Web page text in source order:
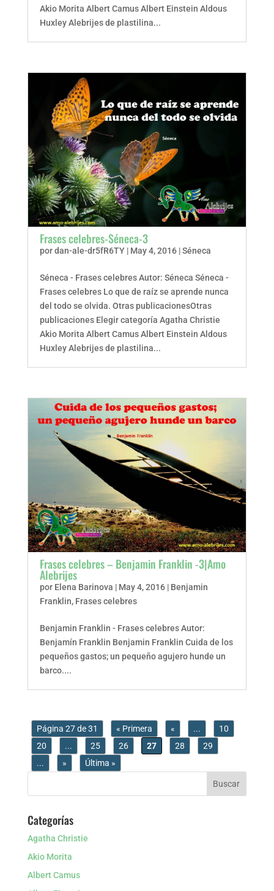
Akio Morita Albert Camus Albert Einstein Aldous
Huxley Alebrijes de plastilina...
Frases celebres-Séneca-3
pordan-ale-dr5fR6TY| May 4, 2016|Séneca
Séneca - Frases celebres Autor: Séneca Séneca -
Frases celebres Lo que de raíz se aprende nunca
del todo se olvida. Otras publicacionesOtras
publicaciones Elegir categoría Agatha Christie
Akio Morita Albert Camus Albert Einstein Aldous
Huxley Alebrijes de plastilina...
Frases celebres – Benjamin Franklin -3|Amo
Alebrijes
por Elena Barinova | May 4, 2016| Benjamin
Franklin, Frases celebres
Benjamin Franklin - Frases celebres Autor:
Benjamín Franklin Benjamin Franklin Cuida de los
pequeños gastos; un pequeño agujero hunde un
barco....
Página 27 de 31 « Primera « ...
10
20
... 25 26 27 28
29
...
» Última »
Categorías
Agatha Christie
Akio Morita
Albert Camus